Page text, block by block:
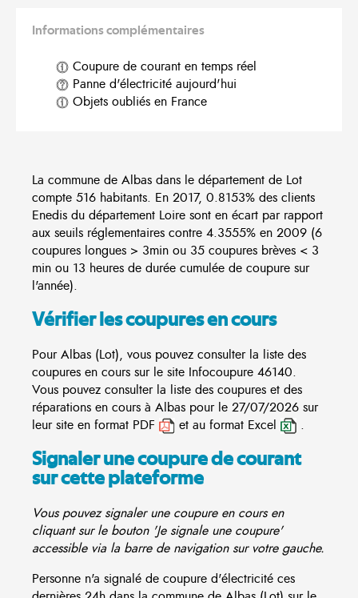
Informations complémentaires
Coupure de courant en temps réel
Panne d'électricité aujourd'hui
Objets oubliés en France
La commune de Albas dans le département de Lot
compte 516 habitants. En 2017, 0.8153% des clients
Enedis du département Loire sont en écart par rapport
aux seuils réglementaires contre 4.3555% en 2009 (6
coupures longues > 3min ou 35 coupures brèves < 3
min ou 13 heures de durée cumulée de coupure sur
l'année).
Vérifier les coupures en cours
Pour Albas (Lot), vous pouvez consulter la liste des
coupures en cours sur le site Infocoupure 46140.
Vous pouvez consulter la liste des coupures et des
réparations en cours à Albas pour le 27/07/2026 sur
leur site en format PDF
et au format Excel .
Signaler une coupure de courant
sur cette plateforme
Vous pouvez signaler une coupure en cours en
cliquant sur le bouton 'Je signale une coupure'
accessible via la barre de navigation sur votre gauche.
Personne n'a signalé de coupure d'électricité ces